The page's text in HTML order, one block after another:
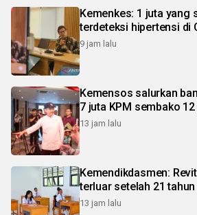
Kemenkes: 1 juta yang
terdeteksi hipertensi di
9 jam lalu
Kemensos salurkan
7 juta KPM sembako 12
13 jam lalu
Kemendikdasmen:
terluar setelah 21 tahun
13 jam lalu